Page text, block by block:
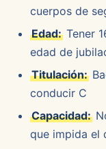
cuerpos de
Edad: Tener
edad de
Titulación:
conducir C
Capacidad:
que impida el